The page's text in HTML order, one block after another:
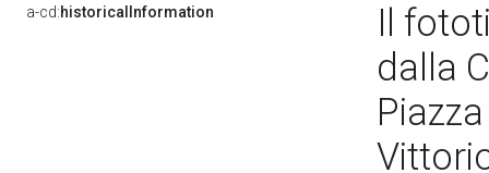
a-cd:historicalInformation
Il
dalla